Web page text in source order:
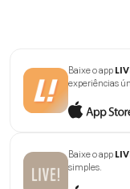
Baixe o app
experiências
Baixe o app
simples.